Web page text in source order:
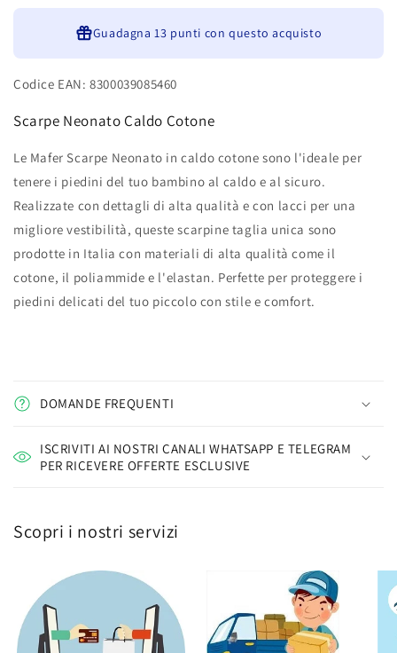
Guadagna13 punti con questo acquisto
Codice EAN: 8300039085460
Scarpe Neonato Caldo Cotone
Le Mafer Scarpe Neonato in caldo cotone sono l'ideale per
tenere i piedini del tuo bambino al caldo e al sicuro.
Realizzate con dettagli di alta qualità e con lacci per una
migliore vestibilità, queste scarpine taglia unica sono
prodotte in Italia con materiali di alta qualità come il
cotone, il poliammide e l'elastan. Perfette per proteggere i
piedini delicati del tuo piccolo con stile e comfort.
DOMANDE FREQUENTI
ISCRIVITI AI NOSTRI CANALI WHATSAPP E TELEGRAM
PER RICEVERE OFFERTE ESCLUSIVE
Scopri i nostri servizi